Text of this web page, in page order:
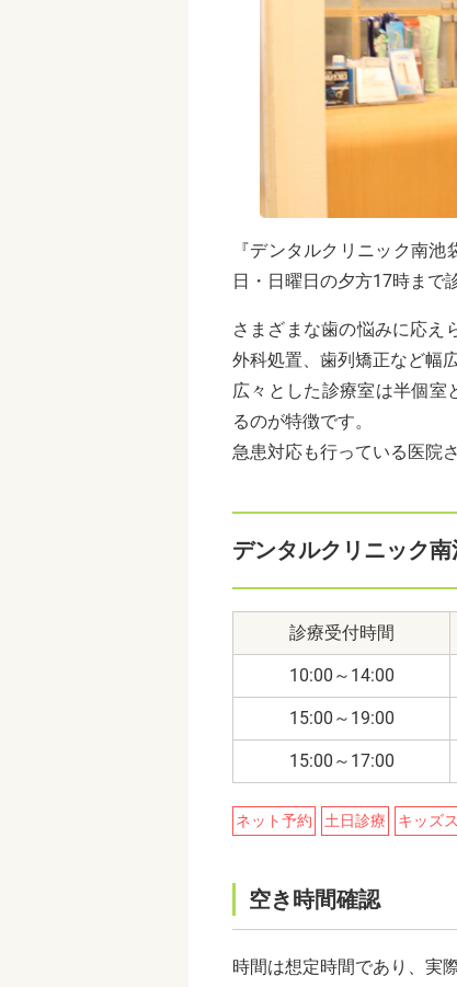
『デンタルクリニック南
日・日曜日の夕方17時まで
さまざまな歯の悩みに応え
外科処置、歯列矯正など幅
広々とした診療室は半個
るのが特徴です。
急患対応も行っている医院
デンタルクリニック
診療受付時間
10:00～14:00
15:00～19:00
15:00～17:00
ネット予約 土日診療 キッズ
空き時間確認
時間は想定時間であり、実